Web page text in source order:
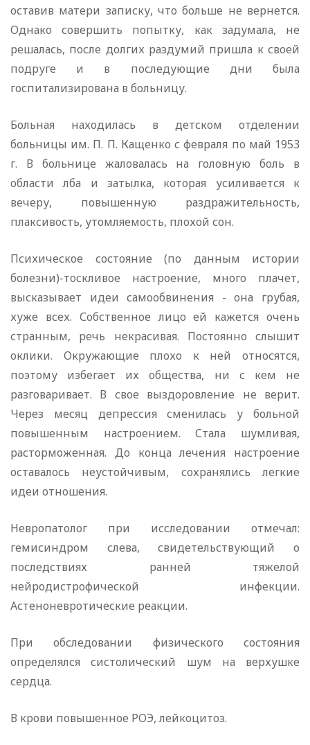
оставив матери записку, что больше не вернется.
Однако совершить попытку, как задумала, не
решалась, после долгих раздумий пришла к своей
подруге и в последующие дни была
госпитализирована в больницу.
Больная находилась в детском отделении
больницы им. П. П. Кащенко с февраля по май 1953
г. В больнице жаловалась на головную боль в
области лба и затылка, которая усиливается к
вечеру, повышенную раздражительность,
плаксивость, утомляемость, плохой сон.
Психическое состояние (по данным истории
болезни)-тоскливое настроение, много плачет,
высказывает идеи самообвинения - она грубая,
хуже всех. Собственное лицо ей кажется очень
странным, речь некрасивая. Постоянно слышит
оклики. Окружающие плохо к ней относятся,
поэтому избегает их общества, ни с кем не
разговаривает. В свое выздоровление не верит.
Через месяц депрессия сменилась у больной
повышенным настроением. Стала шумливая,
расторможенная. До конца лечения настроение
оставалось неустойчивым, сохранялись легкие
идеи отношения.
Невропатолог при исследовании отмечал:
гемисиндром слева, свидетельствующий о
последствиях ранней тяжелой
нейродистрофической инфекции.
Астеноневротические реакции.
При обследовании физического состояния
определялся систолический шум на верхушке
сердца.
В крови повышенное РОЭ, лейкоцитоз.